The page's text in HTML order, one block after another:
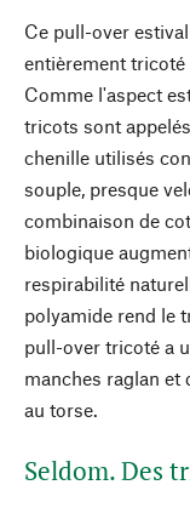
Ce pull-over
entièrement tricoté
Comme l'aspect
tricots sont
chenille utilisés
souple, presque
combinaison de
biologique
respirabilité
polyamide rend le
pull-over tricoté a
manches raglan et
au torse.
Seldom. Des